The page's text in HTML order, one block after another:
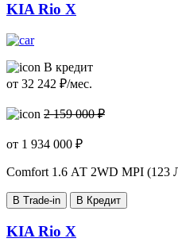
KIA Rio X
В кредит
от 32 242 ₽/мес.
2 159 000 ₽
от 1 934 000 ₽
Comfort 1.6 АТ 2WD MPI (123
В Trade-in В Кредит
KIA Rio X